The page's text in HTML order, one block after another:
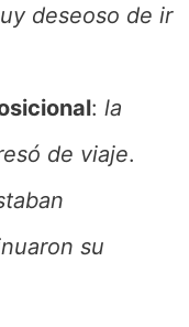
deseoso de ir
: la
de viaje.
su